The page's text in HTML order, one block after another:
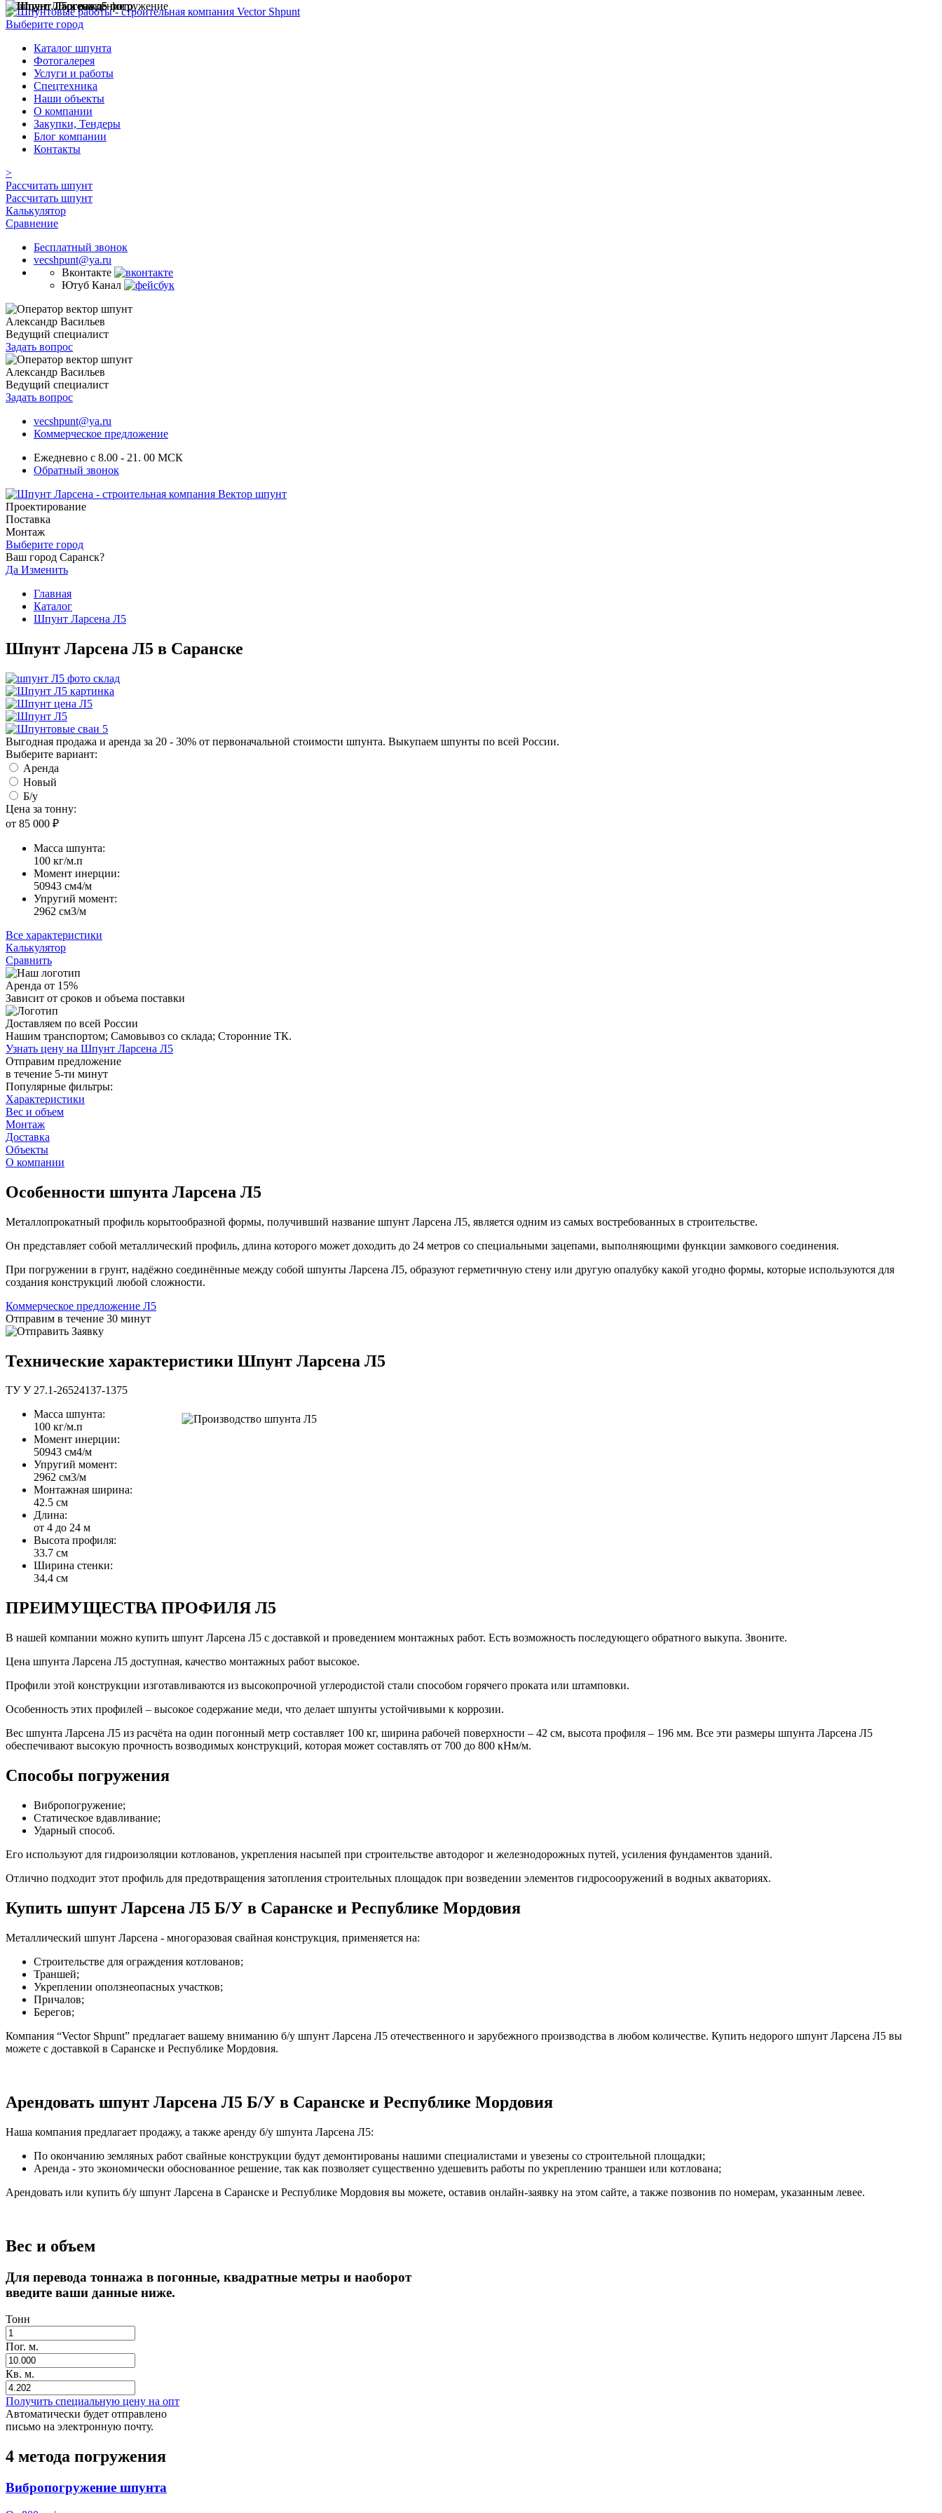
Выберите город
Каталог шпунта
Фотогалерея
Услуги и работы
Спецтехника
Наши объекты
О компании
Закупки, Тендеры
Блог компании
Контакты
>
Рассчитать шпунт
Рассчитать шпунт
Калькулятор
Сравнение
Бесплатный звонок
vecshpunt@ya.ru
Вконтакте
Ютуб Канал
Александр Васильев
Ведущий специалист
Задать вопрос
Александр Васильев
Ведущий специалист
Задать вопрос
vecshpunt@ya.ru
Коммерческое предложение
Ежедневно с 8.00 - 21. 00 МСК
Обратный звонок
Проектирование
Поставка
Монтаж
Выберите город
Ваш город Саранск?
Да Изменить
Главная
Каталог
Шпунт Ларсена Л5
Шпунт Ларсена Л5 в Саранске
Выгодная продажа и аренда за 20 - 30% от первоначальной стоимости шпунта. Выкупаем шпунты по всей России.
Выберите вариант:
Аренда
Новый
Б/у
Цена за тонну:
от 85 000 ₽
Масса шпунта:
100 кг/м.п
Момент инерции:
50943 cм4/м
Упругий момент:
2962 cм3/м
Все характеристики
Калькулятор
Сравнить
Аренда от 15%
Зависит от сроков и объема поставки
Доставляем по всей России
Нашим транспортом; Самовывоз со склада; Сторонние ТК.
Узнать цену на Шпунт Ларсена Л5
Отправим предложение
в течение 5-ти минут
Популярные фильтры:
Характеристики
Вес и объем
Монтаж
Доставка
Объекты
О компании
Особенности шпунта Ларсена Л5
Металлопрокатный профиль корытообразной формы, получивший название шпунт Ларсена Л5, является одним из самых востребованных в строительстве.
Он представляет собой металлический профиль, длина которого может доходить до 24 метров со специальными зацепами, выполняющими функции замкового соединения.
При погружении в грунт, надёжно соединённые между собой шпунты Ларсена Л5, образуют герметичную стену или другую опалубку какой угодно формы, которые используются для
создания конструкций любой сложности.
Коммерческое предложение Л5
Отправим в течение 30 минут
Технические характеристики Шпунт Ларсена Л5
ТУ У 27.1-26524137-1375
Масса шпунта:
100 кг/м.п
Момент инерции:
50943 cм4/м
Упругий момент:
2962 cм3/м
Монтажная ширина:
42.5 см
Длина:
от 4 до 24 м
Высота профиля:
33.7 см
Ширина стенки:
34,4 см
ПРЕИМУЩЕСТВА ПРОФИЛЯ Л5
В нашей компании можно купить шпунт Ларсена Л5 с доставкой и проведением монтажных работ. Есть возможность последующего обратного выкупа. Звоните.
Цена шпунта Ларсена Л5 доступная, качество монтажных работ высокое.
Профили этой конструкции изготавливаются из высокопрочной углеродистой стали способом горячего проката или штамповки.
Особенность этих профилей – высокое содержание меди, что делает шпунты устойчивыми к коррозии.
Вес шпунта Ларсена Л5 из расчёта на один погонный метр составляет 100 кг, ширина рабочей поверхности – 42 см, высота профиля – 196 мм. Все эти размеры шпунта Ларсена Л5
обеспечивают высокую прочность возводимых конструкций, которая может составлять от 700 до 800 кНм/м.
Способы погружения
Вибропогружение;
Статическое вдавливание;
Ударный способ.
Его используют для гидроизоляции котлованов, укрепления насыпей при строительстве автодорог и железнодорожных путей, усиления фундаментов зданий.
Отлично подходит этот профиль для предотвращения затопления строительных площадок при возведении элементов гидросооружений в водных акваториях.
Купить шпунт Ларсена Л5 Б/У в Саранске и Республике Мордовия
Металлический шпунт Ларсена - многоразовая свайная конструкция, применяется на:
Строительстве для ограждения котлованов;
Траншей;
Укреплении оползнеопасных участков;
Причалов;
Берегов;
Компания “Vector Shpunt” предлагает вашему вниманию б/у шпунт Ларсена Л5 отечественного и зарубежного производства в любом количестве. Купить недорого шпунт Ларсена Л5 вы
можете с доставкой в Саранске и Республике Мордовия.
Арендовать шпунт Ларсена Л5 Б/У в Саранске и Республике Мордовия
Наша компания предлагает продажу, а также аренду б/у шпунта Ларсена Л5:
По окончанию земляных работ свайные конструкции будут демонтированы нашими специалистами и увезены со строительной площадки;
Аренда - это экономически обоснованное решение, так как позволяет существенно удешевить работы по укреплению траншеи или котлована;
Арендовать или купить б/у шпунт Ларсена в Саранске и Республике Мордовия вы можете, оставив онлайн-заявку на этом сайте, а также позвонив по номерам, указанным левее.
Вес и объем
Для перевода тоннажа в погонные, квадратные метры и наоборот
введите ваши данные ниже.
Тонн
Пог. м.
Кв. м.
Получить специальную цену на опт
Автоматически будет отправлено
письмо на электронную почту.
4 метода погружения
Вибропогружение шпунта